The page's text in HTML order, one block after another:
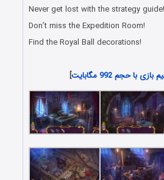
Never get lost with the strategy guide!
Don’t miss the Expedition Room!
Find the Royal Ball decorations!
با حجم 992 مگابایت ]